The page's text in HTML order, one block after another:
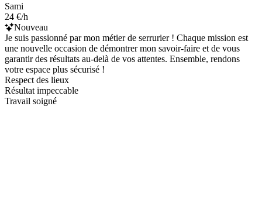
Sami
24 €/h
Nouveau
Je suis passionné par mon métier de serrurier ! Chaque mission est
une nouvelle occasion de démontrer mon savoir-faire et de vous
garantir des résultats au-delà de vos attentes. Ensemble, rendons
votre espace plus sécurisé !
Respect des lieux
Résultat impeccable
Travail soigné